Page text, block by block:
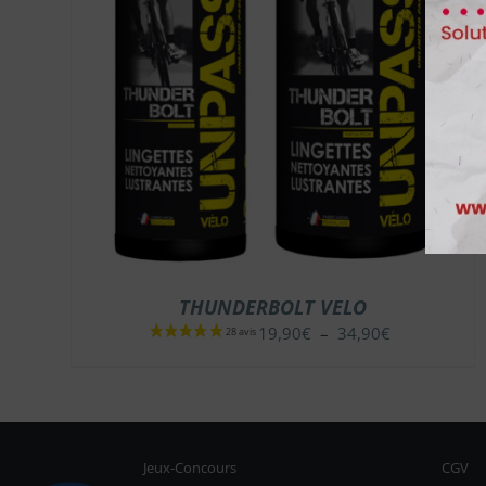
THUNDERBOLT VELO
19,90€ – 34,90€Plage
à
Jeux-Concours CGV